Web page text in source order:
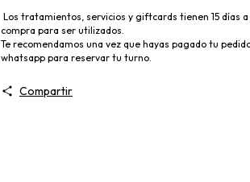
Los tratamientos, servicios y giftcards tienen 15 días
compra para ser utilizados.
Te recomendamos una vez que hayas pagado tu
whatsapp para reservar tu turno.
Compartir